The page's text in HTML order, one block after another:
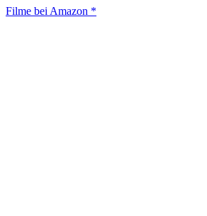
Filme bei Amazon *